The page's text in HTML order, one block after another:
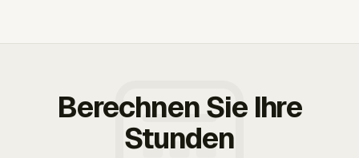
Berechnen Sie Ihre
Stunden